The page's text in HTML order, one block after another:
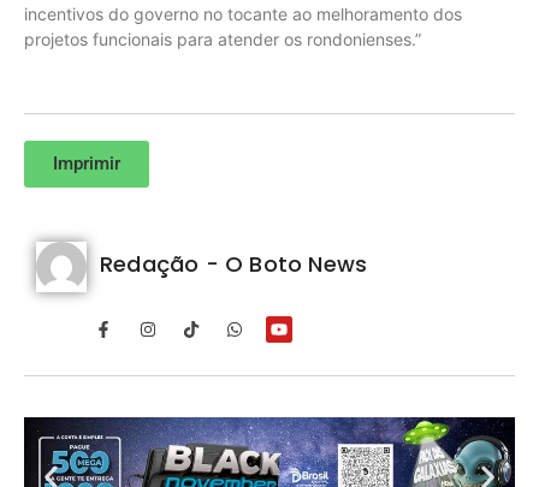
incentivos do governo no tocante ao melhoramento dos
projetos funcionais para atender os rondonienses.”
Imprimir
Redação - O Boto News